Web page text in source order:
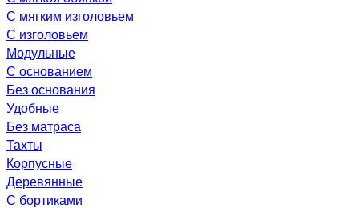
С мягким изголовьем
С изголовьем
Модульные
С основанием
Без основания
Удобные
Без матраса
Тахты
Корпусные
Деревянные
С бортиками